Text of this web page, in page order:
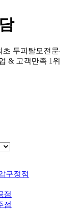
두피탈모전
& 고객만족 1
구정점
점
점